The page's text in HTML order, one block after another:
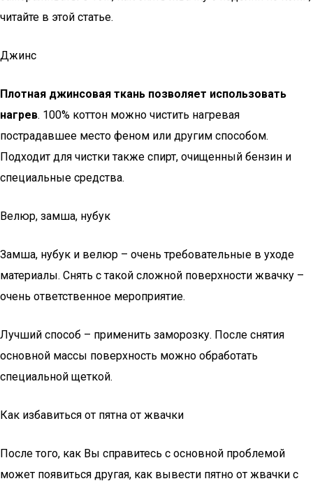
читайте в этой статье.
Джинс
Плотная джинсовая ткань позволяет использовать
нагрев. 100% коттон можно чистить нагревая
пострадавшее место феном или другим способом.
Подходит для чистки также спирт, очищенный бензин и
специальные средства.
Велюр, замша, нубук
Замша, нубук и велюр – очень требовательные в уходе
материалы. Снять с такой сложной поверхности жвачку –
очень ответственное мероприятие.
Лучший способ – применить заморозку. После снятия
основной массы поверхность можно обработать
специальной щеткой.
Как избавиться от пятна от жвачки
После того, как Вы справитесь с основной проблемой
может появиться другая, как вывести пятно от жвачки с